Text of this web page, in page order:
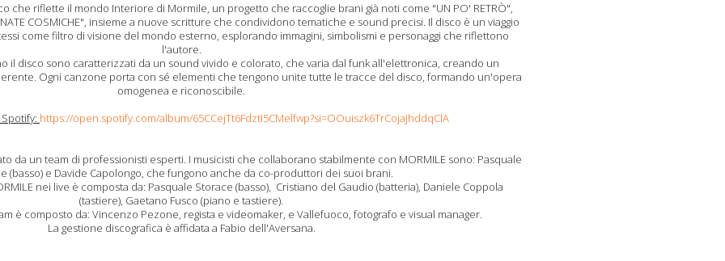
che riflette il mondo Interiore di Mormile, un progetto che raccoglie brani già noti come "UN PO' RETRÒ",
COSMICHE", insieme a nuove scritture che condividono tematiche e sound precisi. Il disco è un viaggio
come filtro di visione del mondo esterno, esplorando immagini, simbolismi e personaggi che riflettono
l'autore.
il disco sono caratterizzati da un sound vivido e colorato, che varia dal funk all'elettronica, creando un
Ogni canzone porta con sé elementi che tengono unite tutte le tracce del disco, formando un'opera
omogenea e riconoscibile.
https://open.spotify.com/album/65CCejTt6FdztI5CMelfwp?si=OOuiszk6TrCojaJhddqClA
da un team di professionisti esperti. I musicisti che collaborano stabilmente con MORMILE sono: Pasquale
(basso) e Davide Capolongo, che fungono anche da co-produttori dei suoi brani.
nei live è composta da: Pasquale Storace (basso), Cristiano del Gaudio (batteria), Daniele Coppola
(tastiere), Gaetano Fusco (piano e tastiere).
è composto da: Vincenzo Pezone, regista e videomaker, e Vallefuoco, fotografo e visual manager.
La gestione discografica è affidata a Fabio dell'Aversana.